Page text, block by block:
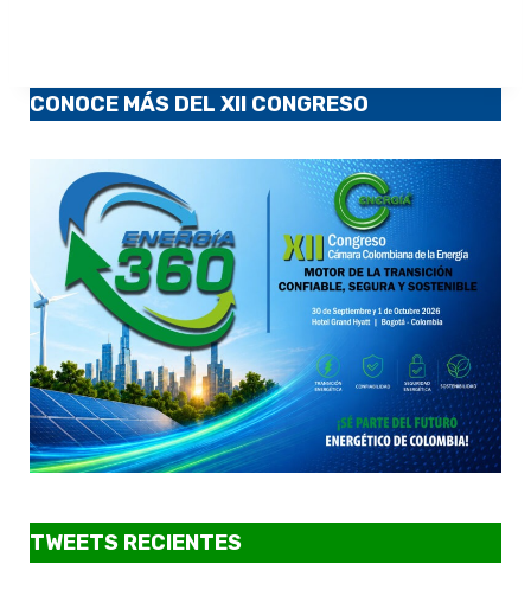
CONOCE MÁS DEL XII CONGRESO
TWEETS RECIENTES